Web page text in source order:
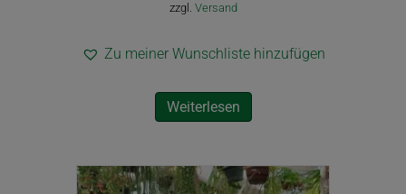
zzgl. Versand
Zu meiner Wunschliste hinzufügen
Weiterlesen